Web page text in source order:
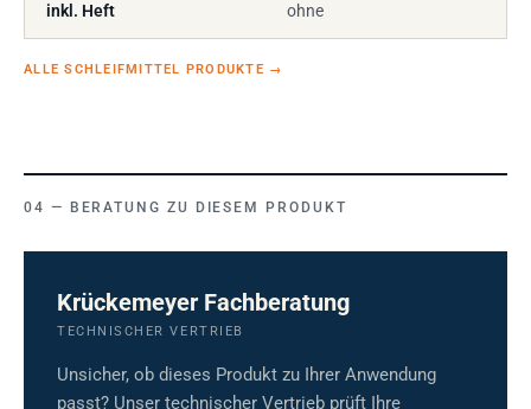
inkl. Heft ohne
ALLE SCHLEIFMITTEL PRODUKTE →
BERATUNG ZU DIESEM PRODUKT
Krückemeyer Fachberatung
TECHNISCHER VERTRIEB
Unsicher, ob dieses Produkt zu Ihrer Anwendung
passt? Unser technischer Vertrieb prüft Ihre